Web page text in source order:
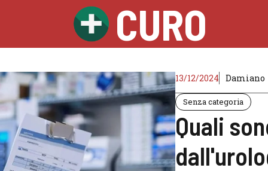
CURO
13/12/2024 Damiano
Senza categoria
Quali